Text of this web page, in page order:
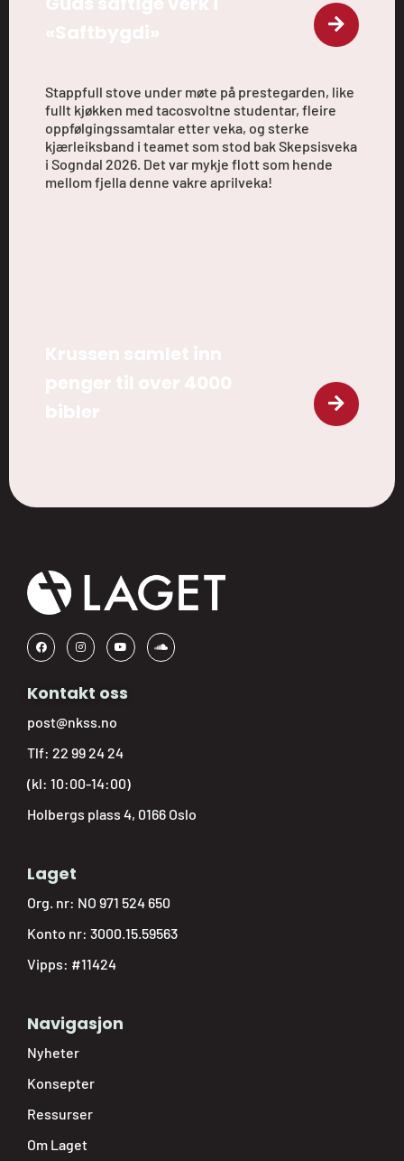
Stappfull stove under møte på prestegarden, like
fullt kjøkken med tacosvoltne studentar, fleire
oppfølgingssamtalar etter veka, og sterke
kjærleiksband i teamet som stod bak Skepsisveka
i Sogndal 2026. Det var mykje flott som hende
mellom fjella denne vakre aprilveka!
Kontakt oss
post@nkss.no
Tlf: 22 99 24 24
(kl: 10:00-14:00)
Holbergs plass 4, 0166 Oslo
Laget
Org. nr: NO 971 524 650
Konto nr: 3000.15.59563
Vipps: #11424
Navigasjon
Nyheter
Konsepter
Ressurser
Om Laget